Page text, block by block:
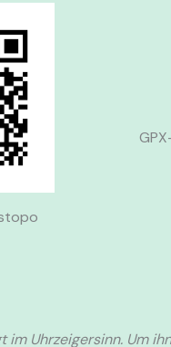
im Uhrzeigersinn. Um